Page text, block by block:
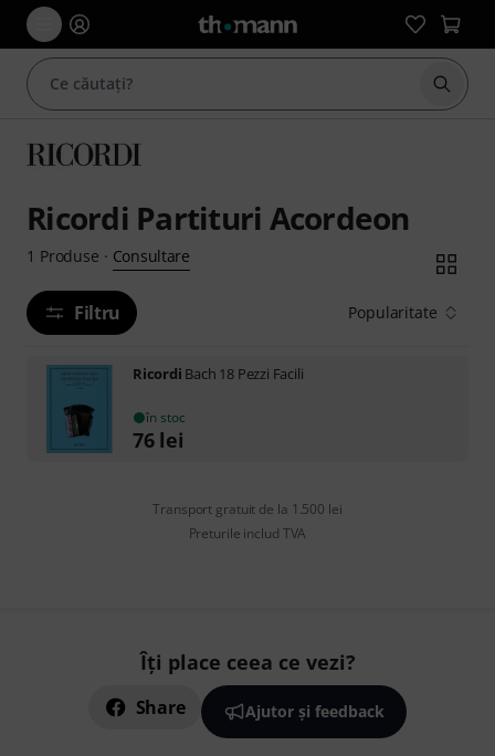
Ricordi Partituri Acordeon
1 Produse · Consultare
Filtru Popularitate
Ricordi Bach 18 Pezzi Facili
în stoc
76 lei
Transport gratuit de la 1.500 lei
Preturile includ TVA
Îți place ceea ce vezi?
Share Ajutor și feedback